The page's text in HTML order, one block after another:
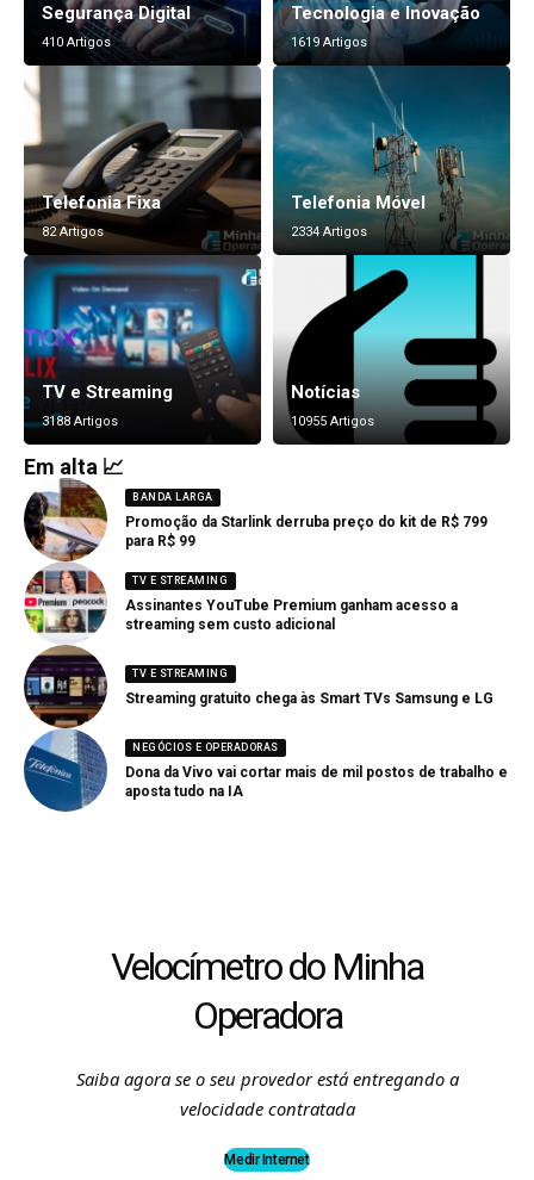
Segurança Digital
410 Artigos
Tecnologia e Inovação
1619 Artigos
Telefonia Fixa
82 Artigos
Telefonia Móvel
2334 Artigos
TV e Streaming
3188 Artigos
Notícias
10955 Artigos
Em alta 📈
BANDA LARGA
Promoção da Starlink derruba preço do kit de R$ 799
para R$ 99
TV E STREAMING
Assinantes YouTube Premium ganham acesso a
streaming sem custo adicional
TV E STREAMING
Streaming gratuito chega às Smart TVs Samsung e LG
NEGÓCIOS E OPERADORAS
Dona da Vivo vai cortar mais de mil postos de trabalho e
aposta tudo na IA
Velocímetro do Minha
Operadora
Saiba agora se o seu provedor está entregando a
velocidade contratada
Medir Internet